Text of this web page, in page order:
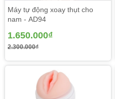
Máy tự động xoay thụt cho
nam - AD94
1.650.000₫
2.300.000₫